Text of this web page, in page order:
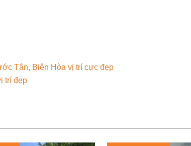
Tân, Biên Hòa vị trí cực đẹp
trí đẹp